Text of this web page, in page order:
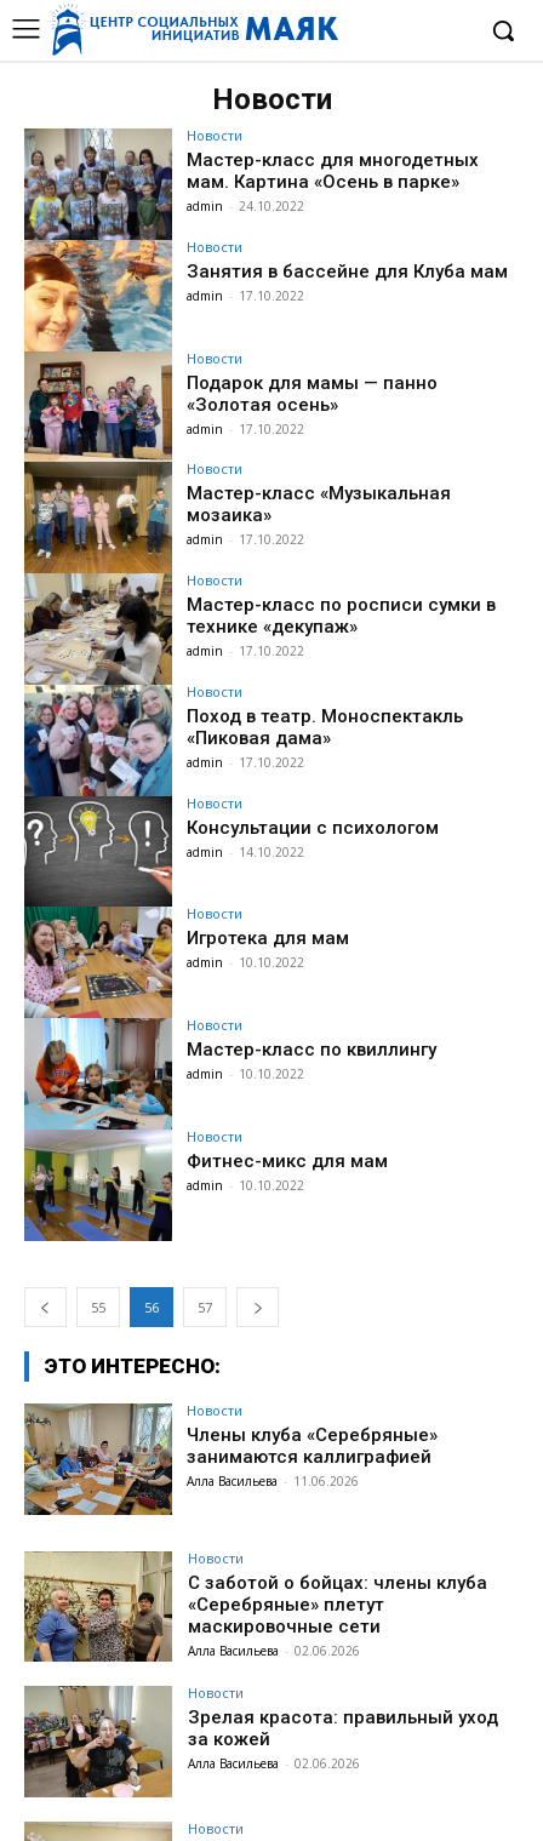
Новости
Новости
Мастер-класс для многодетных
мам. Картина «Осень в парке»
admin - 24.10.2022
Новости
Занятия в бассейне для Клуба мам
admin - 17.10.2022
Новости
Подарок для мамы — панно
«Золотая осень»
admin - 17.10.2022
Новости
Мастер-класс «Музыкальная
мозаика»
admin - 17.10.2022
Новости
Мастер-класс по росписи сумки в
технике «декупаж»
admin - 17.10.2022
Новости
Поход в театр. Моноспектакль
«Пиковая дама»
admin - 17.10.2022
Новости
Консультации с психологом
admin - 14.10.2022
Новости
Игротека для мам
admin - 10.10.2022
Новости
Мастер-класс по квиллингу
admin - 10.10.2022
Новости
Фитнес-микс для мам
admin - 10.10.2022
55 56 57
ЭТО ИНТЕРЕСНО:
Новости
Члены клуба «Серебряные»
занимаются каллиграфией
Алла Васильева - 11.06.2026
Новости
С заботой о бойцах: члены клуба
«Серебряные» плетут
маскировочные сети
Алла Васильева - 02.06.2026
Новости
Зрелая красота: правильный уход
за кожей
Алла Васильева - 02.06.2026
Новости